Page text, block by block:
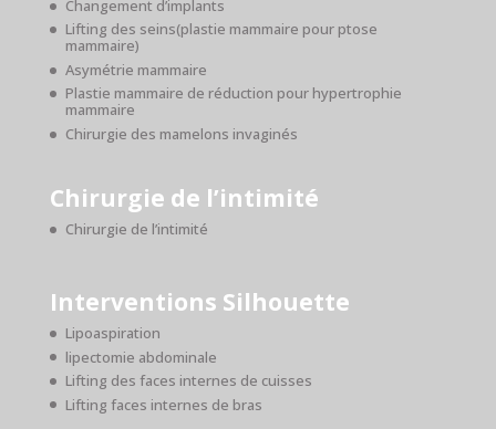
Changement d’implants
Lifting des seins(plastie mammaire pour ptose
mammaire)
Asymétrie mammaire
Plastie mammaire de réduction pour hypertrophie
mammaire
Chirurgie des mamelons invaginés
Chirurgie de l’intimité
Chirurgie de l’intimité
Interventions Silhouette
Lipoaspiration
lipectomie abdominale
Lifting des faces internes de cuisses
Lifting faces internes de bras